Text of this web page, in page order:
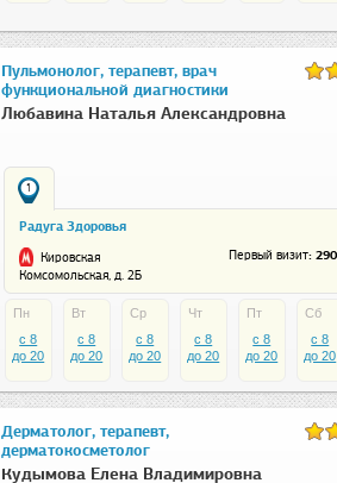
Пульмонолог, терапевт, врач
функциональной диагностики
Любавина Наталья Александровна
1
Радуга Здоровья
Кировская
Комсомольская, д. 2Б
Первый визит:
Пн
c 8
до 20
Вт
c 8
до 20
Ср
c 8
до 20
Чт
c 8
до 20
Пт
c 8
до 20
Сб
c 8
до 20
Дерматолог, терапевт,
дерматокосметолог
Кудымова Елена Владимировна